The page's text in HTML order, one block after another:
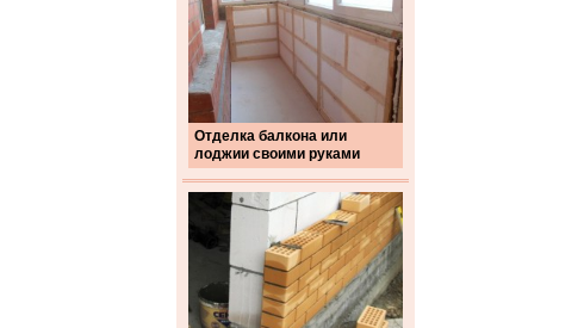
Отделка балкона или
лоджии своими руками